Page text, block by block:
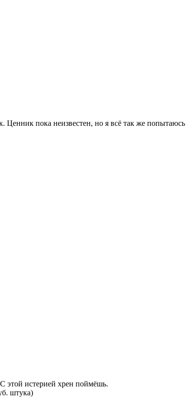
Ценник пока неизвестен, но я всё так же попытаюсь
этой истерией хрен поймёшь.
штука)